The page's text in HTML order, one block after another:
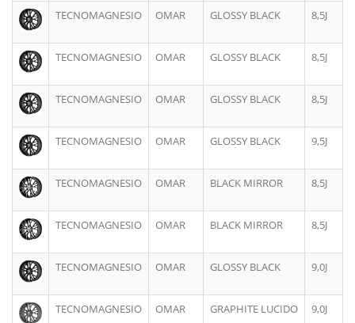
TECNOMAGNESIO OMAR GLOSSY BLACK 8,5J
TECNOMAGNESIO OMAR GLOSSY BLACK 8,5J
TECNOMAGNESIO OMAR GLOSSY BLACK 8,5J
TECNOMAGNESIO OMAR GLOSSY BLACK 9,5J
TECNOMAGNESIO OMAR BLACK MIRROR 8,5J
TECNOMAGNESIO OMAR BLACK MIRROR 8,5J
TECNOMAGNESIO OMAR GLOSSY BLACK 9,0J
TECNOMAGNESIO OMAR GRAPHITE LUCIDO 9,0J